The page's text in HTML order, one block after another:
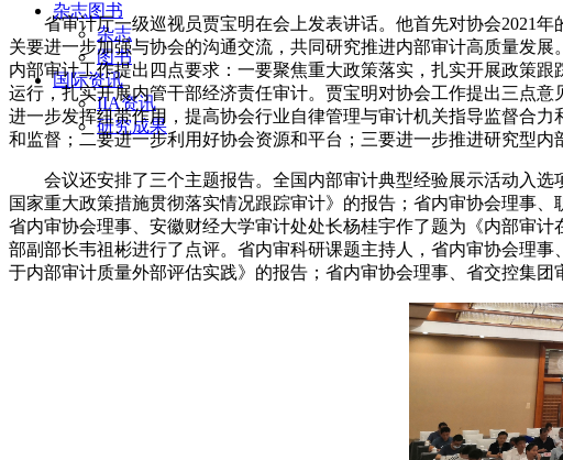
杂志图书
杂志
图书
国际资讯
IIA资讯
研究成果
省审计厅一级巡视员贾宝明在会上发表讲话。他首先对协会2021
关要进一步加强与协会的沟通交流，共同研究推进内部审计高质量发
内部审计工作提出四点要求：一要聚焦重大政策落实，扎实开展政策
运行，扎实开展内管干部经济责任审计。贾宝明对协会工作提出三点
进一步发挥纽带作用，提高协会行业自律管理与审计机关指导监督合
和监督；二要进一步利用好协会资源和平台；三要进一步推进研究型内
会议还安排了三个主题报告。全国内部审计典型经验展示活动入
国家重大政策措施贯彻落实情况跟踪审计》的报告；省内审协会理事
省内审协会理事、安徽财经大学审计处处长杨桂宇作了题为《内部审
部副部长韦祖彬进行了点评。省内审科研课题主持人，省内审协会理
于内部审计质量外部评估实践》的报告；省内审协会理事、省交控集团